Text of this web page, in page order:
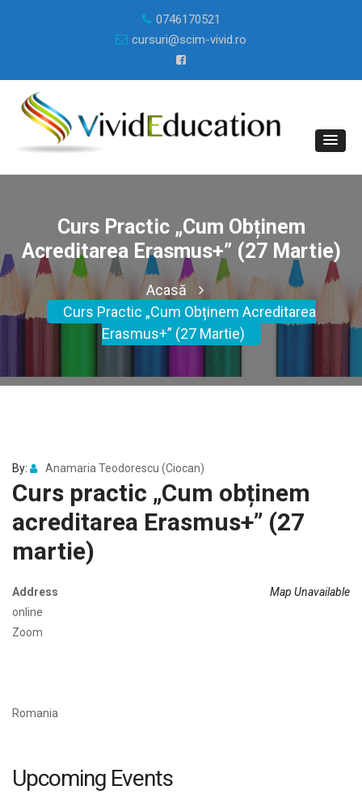
0746170521
cursuri@scim-vivid.ro
Curs Practic „Cum Obținem
Acreditarea Erasmus+” (27 Martie)
Acasă
Curs Practic „Cum Obținem Acreditarea
Erasmus+” (27 Martie)
By: Anamaria Teodorescu (Ciocan)
Curs practic „Cum obținem
acreditarea Erasmus+” (27
martie)
Map Unavailable
Address
online
Zoom
Romania
Upcoming Events